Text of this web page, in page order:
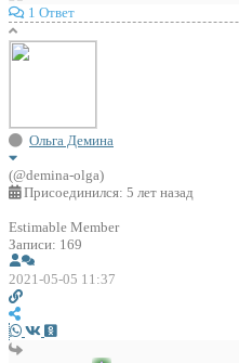
1 Ответ
Ольга Демина
(@demina-olga)
Присоединился: 5 лет назад
Estimable Member
Записи: 169
2021-05-05 11:37